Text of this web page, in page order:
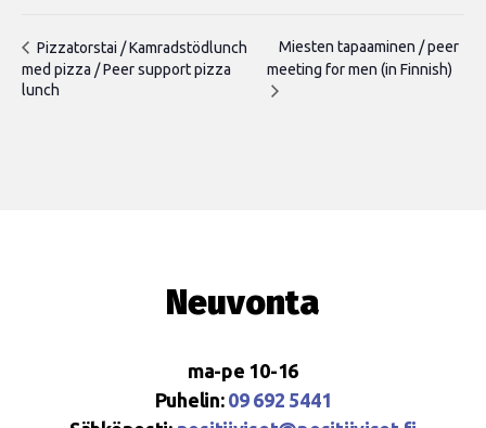
Pizzatorstai / Kamradstödlunch
med pizza / Peer support pizza
lunch
Miesten tapaaminen / peer
meeting for men (in Finnish)
Neuvonta
ma-pe 10-16
Puhelin: 09 692 5441